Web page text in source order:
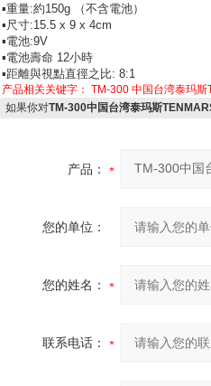
▪重量:約150g （不含電池）
▪尺寸:15.5 x 9 x 4cm
▪電池:9V
▪電池壽命 12小時
▪距離與視點直徑之比: 8:1
产品相关关键字： TM-300 中国台湾泰玛斯
如果你对TM-300中国台湾泰玛斯
产品：
您的单位：
您的姓名：
联系电话：